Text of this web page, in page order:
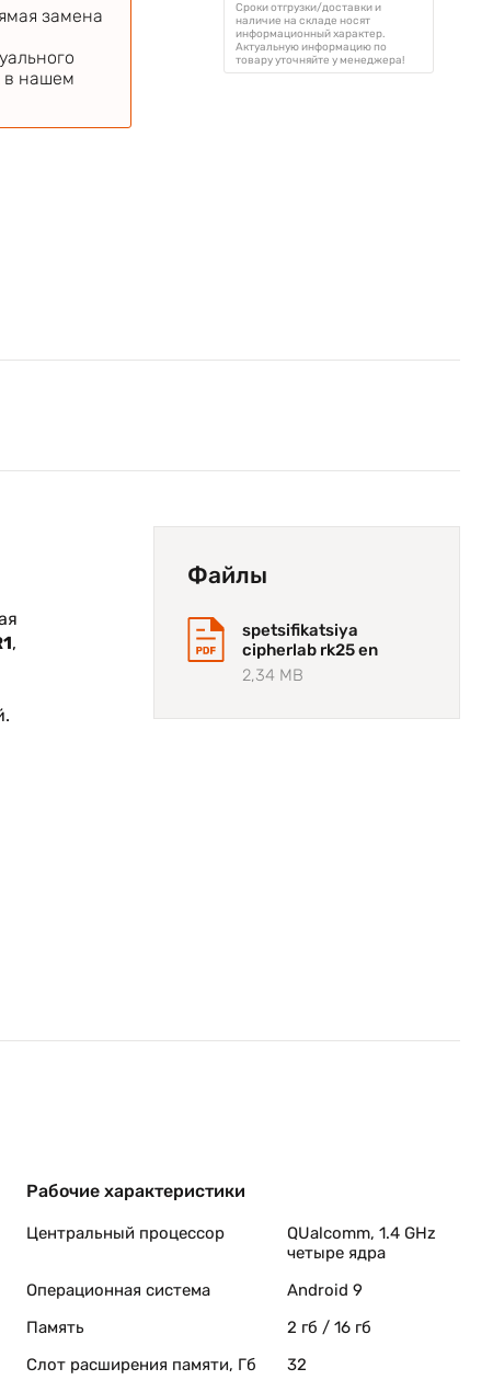
замена
в нашем
Сроки отгрузки/доставки и
наличие на складе носят
информационный характер.
Актуальную информацию по
товару уточняйте у менеджера!
,
Файлы
spetsifikatsiya
cipherlab rk25 en
2,34 MB
Рабочие характеристики
Центральный процессор
QUalcomm, 1.4 GHz
четыре ядра
Операционная система
Android 9
Память
2 гб / 16 гб
Слот расширения памяти, Гб
32